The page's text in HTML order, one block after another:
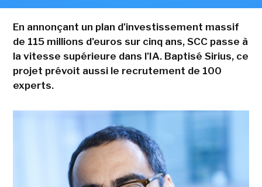
En annonçant un plan d'investissement massif
de 115 millions d'euros sur cinq ans, SCC passe à
la vitesse supérieure dans l'IA. Baptisé Sirius, ce
projet prévoit aussi le recrutement de 100
experts.